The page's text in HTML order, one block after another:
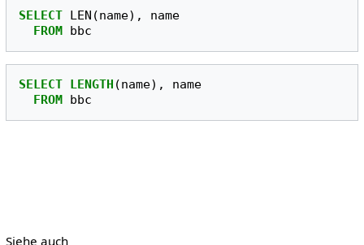
SELECT LEN (name),
name
FROM bbc
SELECT LENGTH (name),
name
FROM bbc
Siehe auch